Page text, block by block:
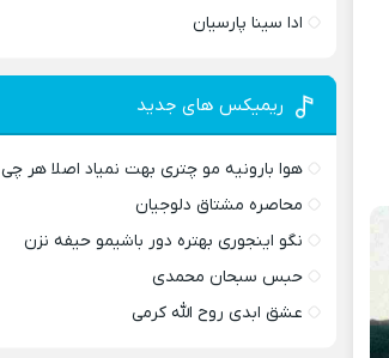
ادا سینا پارسیان
ریمیکس های جدید
هوا بارونیه مو چتری بهت نمیاد اصلا هر چی
محاصره مشتاق دلوجیان
نگو اینجوری بهتره دور باشیمو حیفه نزن
حبس سبحان محمدی
عشق ابدی روح الله کرمی